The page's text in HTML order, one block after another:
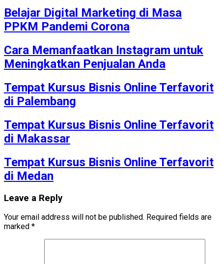
Belajar Digital Marketing di Masa
PPKM Pandemi Corona
Cara Memanfaatkan Instagram untuk
Meningkatkan Penjualan Anda
Tempat Kursus Bisnis Online Terfavorit
di Palembang
Tempat Kursus Bisnis Online Terfavorit
di Makassar
Tempat Kursus Bisnis Online Terfavorit
di Medan
Leave a Reply
Your email address will not be published. Required fields are
marked *